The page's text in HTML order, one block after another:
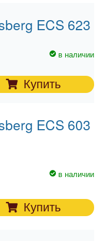
ECS 623
в наличии
Купить
ECS 603
в наличии
Купить